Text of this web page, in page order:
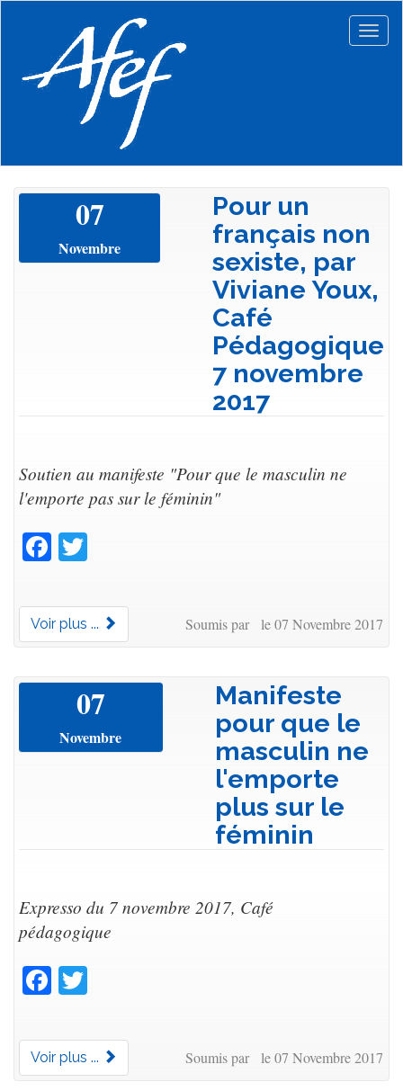
principal
07
Novembre
Pour un
français non
sexiste, par
Viviane Youx,
Café
Pédagogique
7 novembre
2017
Soutien au manifeste "Pour que le masculin ne
l'emporte pas sur le féminin"
Facebook
Voir plus ... Soumis par le 07 Novembre 2017
07
Novembre
Manifeste
pour que le
masculin ne
l'emporte
plus sur le
féminin
Expresso du 7 novembre 2017, Café
pédagogique
Facebook
Voir plus ... Soumis par le 07 Novembre 2017